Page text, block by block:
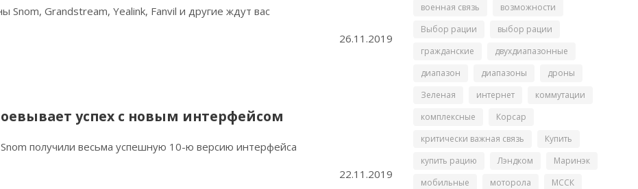
Snom, Grandstream, Yealink, Fanvil и другие ждут вас
26.11.2019
успех с новым интерфейсом
получили весьма успешную 10-ю версию интерфейса
22.11.2019
военная связь
возможности
Выбор рации
выбор рации
гражданские
двухдиапазонные
диапазон
диапазоны
дроны
Зеленая
интернет
коммутации
комплексные
Корсар
критически важная связь
Купить
купить рацию
Лэндком
Маринэк
мобильные
моторола
МССК